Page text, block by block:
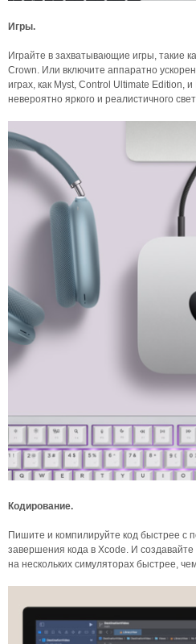
Игры.
Играйте в захватывающие игры, такие
Crown. Или включите аппаратно
играх, как Myst, Control Ultimate Edition,
невероятно яркого и реалистичного
Кодирование.
Пишите и компилируйте код быстрее с
завершения кода в Xcode. И
на нескольких симуляторах быстрее,